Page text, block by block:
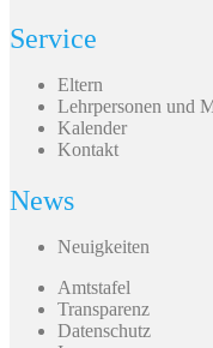
Service
Eltern
Lehrpersonen und
Kalender
Kontakt
News
Neuigkeiten
Amtstafel
Transparenz
Datenschutz